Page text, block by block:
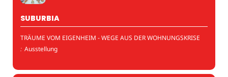
SUBURBIA
TRÄUME VOM EIGENHEIM - WEGE AUS DER WOHNUNGSKRISE
: Ausstellung